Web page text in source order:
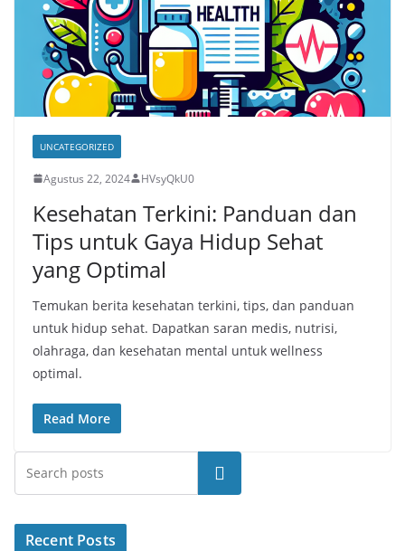
UNCATEGORIZED
Agustus 22, 2024 HVsyQkU0
Kesehatan Terkini: Panduan dan
Tips untuk Gaya Hidup Sehat
yang Optimal
Temukan berita kesehatan terkini, tips, dan panduan
untuk hidup sehat. Dapatkan saran medis, nutrisi,
olahraga, dan kesehatan mental untuk wellness
optimal.
Read More
Cari
Recent Posts